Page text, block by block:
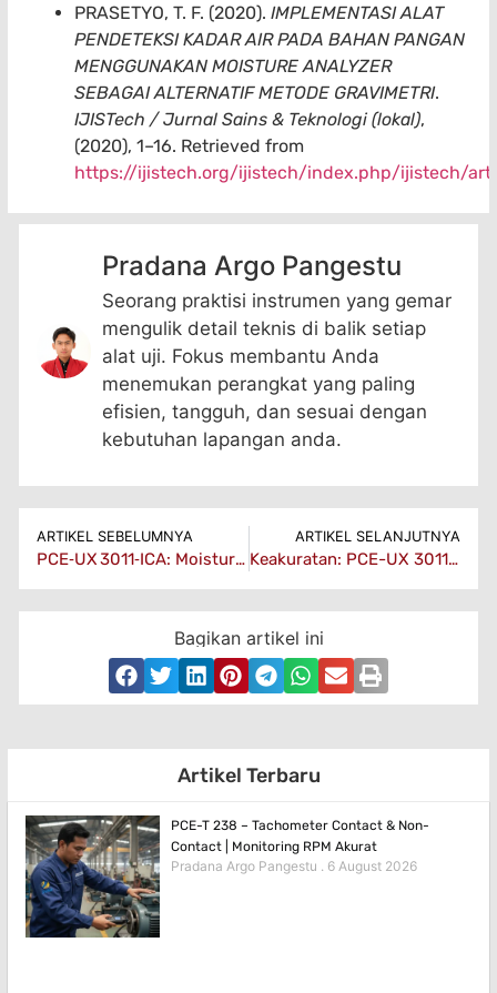
PRASETYO, T. F. (2020). IMPLEMENTASI ALAT
PENDETEKSI KADAR AIR PADA BAHAN PANGAN
MENGGUNAKAN MOISTURE ANALYZER
SEBAGAI ALTERNATIF METODE GRAVIMETRI.
IJISTech / Jurnal Sains & Teknologi (lokal),
(2020), 1–16. Retrieved from
https://ijistech.org/ijistech/index.php/ijistech/
Pradana Argo Pangestu
Seorang praktisi instrumen yang gemar
mengulik detail teknis di balik setiap
alat uji. Fokus membantu Anda
menemukan perangkat yang paling
efisien, tangguh, dan sesuai dengan
kebutuhan lapangan anda.
ARTIKEL SEBELUMNYA
PCE‑UX 3011‑ICA: Moisture Meter Absolut & Kalibrasi ISO
ARTIKEL SELANJUTNYA
Keakuratan: PCE-UX 3011HQD Moisture Meter
Bagikan artikel ini
Artikel Terbaru
PCE-T 238 – Tachometer Contact & Non-
Contact | Monitoring RPM Akurat
Pradana Argo Pangestu 6 August 2026